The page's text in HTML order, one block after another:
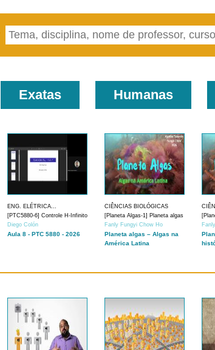
Exatas Humanas
ENG. ELÉTRICA...
[PTC5880-6] Controle H-Infinito
Diego Colón
Aula 8 - PTC 5880 - 2026
CIÊNCIAS BIOLÓGICAS
[Planeta Algas-1] Planeta algas
Fanly Fungyi Chow Ho
Planeta algas – Algas na
América Latina